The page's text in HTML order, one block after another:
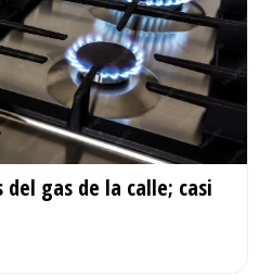
gas de la calle; casi